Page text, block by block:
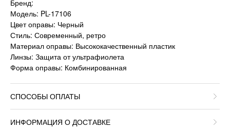
Бренд:
Модель: PL-17106
Цвет оправы: Черный
Стиль: Современный, ретро
Материал оправы: Высококачественный пластик
Линзы: Защита от ультрафиолета
Форма оправы: Комбинированная
СПОСОБЫ ОПЛАТЫ
ИНФОРМАЦИЯ О ДОСТАВКЕ